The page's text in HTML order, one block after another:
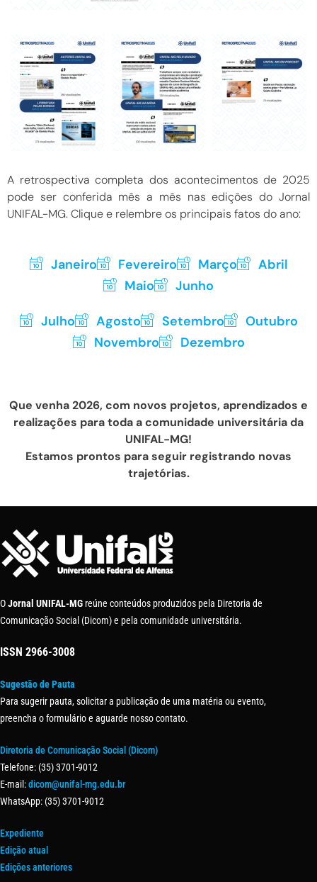
A retrospectiva completa dos acontecimentos de 2025
pode ser conferida mês a mês nas edições do Jornal
UNIFAL-MG. Clique e relembre os principais fatos do ano:
Janeiro Fevereiro Março
Abril
Maio
Junho
Julho Agosto Setembro
Outubro
Novembro
Dezembro
Que venha 2026, com novos projetos, aprendizados e
realizações para toda a comunidade universitária da
UNIFAL-MG!
Estamos prontos para seguir registrando novas
trajetórias.
OJornal UNIFAL-MG reúne conteúdos produzidos pela Diretoria de
Comunicação Social (Dicom) e pela comunidade universitária.
ISSN 2966-3008
Sugestão de Pauta
Para sugerir pauta, solicitar a publicação de uma matéria ou evento,
preencha o formulário e aguarde nosso contato.
Diretoria de Comunicação Social (Dicom)
Telefone: (35) 3701-9012
E-mail:dicom@unifal-mg.edu.br
WhatsApp: (35) 3701-9012
Expediente
Edição atual
Edições anteriores